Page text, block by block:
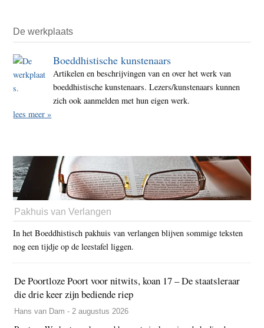
De werkplaats
Boeddhistische kunstenaars
Artikelen en beschrijvingen van en over het werk van
boeddhistische kunstenaars. Lezers/kunstenaars kunnen
zich ook aanmelden met hun eigen werk.
lees meer »
Pakhuis van Verlangen
In het Boeddhistisch pakhuis van verlangen blijven sommige teksten
nog een tijdje op de leestafel liggen.
De Poortloze Poort voor nitwits, koan 17 – De staatsleraar
die drie keer zijn bediende riep
Hans van Dam - 2 augustus 2026